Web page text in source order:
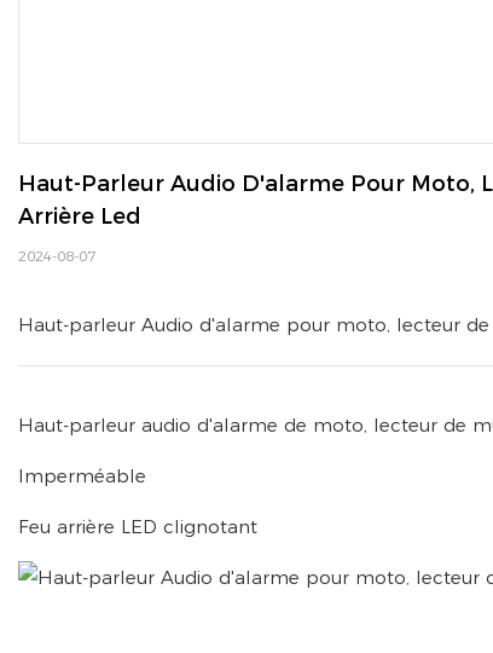
Haut-Parleur Audio D'alarme Pour Moto,
Arrière Led
2024-08-07
Haut-parleur Audio d'alarme pour moto, lecteur
Haut-parleur audio d'alarme de moto, lecteur de
Imperméable
Feu arrière LED clignotant